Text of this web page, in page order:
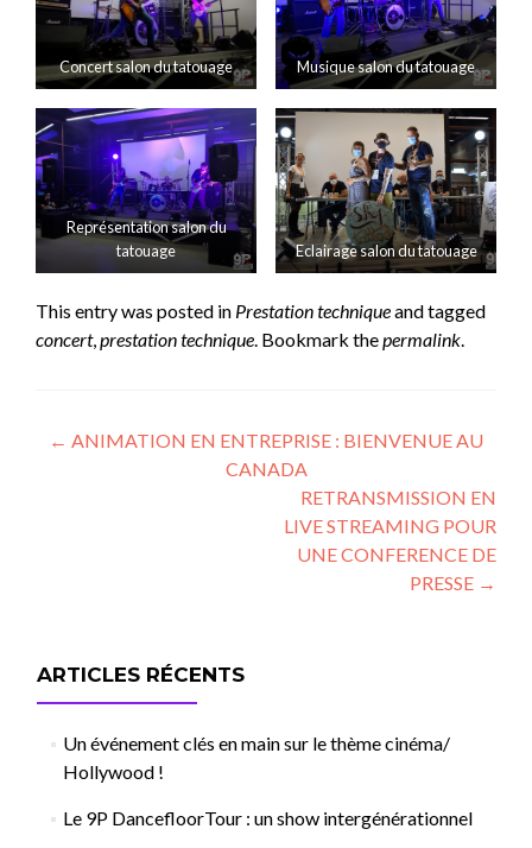
Concert salon du tatouage Musique salon du tatouage
Représentation salon du
tatouage
Eclairage salon du tatouage
This entry was posted in Prestation techniqueand tagged
concert,prestation technique. Bookmark thepermalink.
Post
navigation
← ANIMATION EN ENTREPRISE : BIENVENUE AU
CANADA
RETRANSMISSION EN
LIVE STREAMING POUR
UNE CONFERENCE DE
PRESSE →
ARTICLES RÉCENTS
Un événement clés en main sur le thème cinéma/
Hollywood !
Le 9P DancefloorTour : un show intergénérationnel